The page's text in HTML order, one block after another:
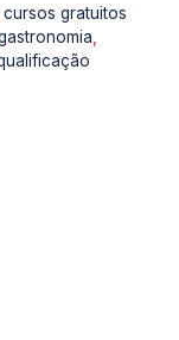
cursos gratuitos